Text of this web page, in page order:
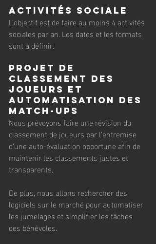
Activités sociale
L’objectif est de faire au moins 4 activités
sociales par an. Les dates et les formats
sont à définir.
Projet de
classement des
joueurs et
automatisation des
match-ups
Nous prévoyons faire une révision du
classement de joueurs par l’entremise
d’une auto-évaluation opportune afin de
maintenir les classements justes et
transparents.
De plus, nous allons rechercher des
logiciels sur le marché pour automatiser
les jumelages et simplifier les tâches
des bénévoles.